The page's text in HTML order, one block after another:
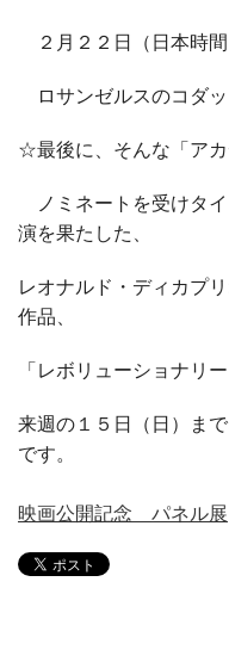
２月２２日（日本時間
ロサンゼルスのコダッ
☆最後に、そんな「アカ
ノミネートを受けタ
演を果たした、
レオナルド・ディカプ
作品、
「レボリューショナリ
来週の１５日（日）ま
です。
映画公開記念 パネル展